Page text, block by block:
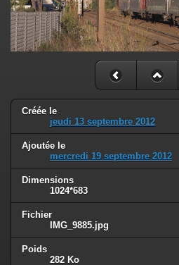
Créée le
jeudi 13 septembre 2012
Ajoutée le
mercredi 19 septembre 2012
Dimensions
1024*683
Fichier
IMG_9885.jpg
Poids
282 Ko